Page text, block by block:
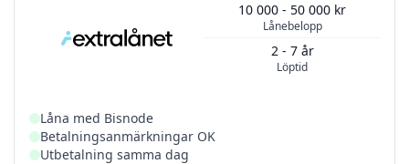
Lånebelopp
10 000 - 50 000 kr
Löptid
2 - 7 år
Låna med Bisnode
Betalningsanmärkningar OK
Utbetalning samma dag